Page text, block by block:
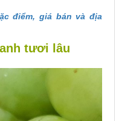
điểm, giá bán và địa
tươi lâu